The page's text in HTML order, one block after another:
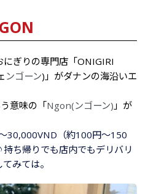
にぎりの専門店「ONIGIRI
ンゴーン)」がダナンの海沿いエ
意味の「Ngon(ンゴーン) 」が
30,000VND（約100円～150
ち帰りでも店内でもデリバリ
みては。